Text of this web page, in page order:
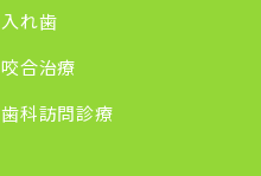
入れ歯
咬合治療
歯科訪問診療